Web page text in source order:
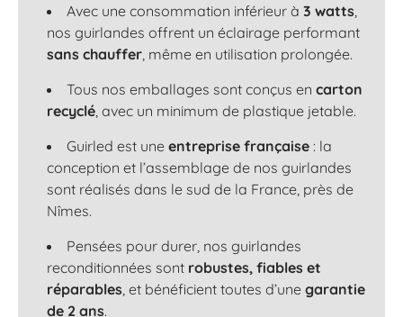
Avec une consommation inférieur à 3 watts
nos guirlandes offrent un éclairage performant
sans chauffer , même en utilisation prolongée.
Tous nos emballages sont conçus en carton
recyclé , avec un minimum de plastique jetable.
Guirled est une entreprise française : la
conception et l’assemblage de nos guirlandes
sont réalisés dans le sud de la France, près de
Nîmes.
Pensées pour durer, nos guirlandes
reconditionnées sont robustes, fiables et
réparables , et bénéficient toutes d’une garantie
de 2 ans.